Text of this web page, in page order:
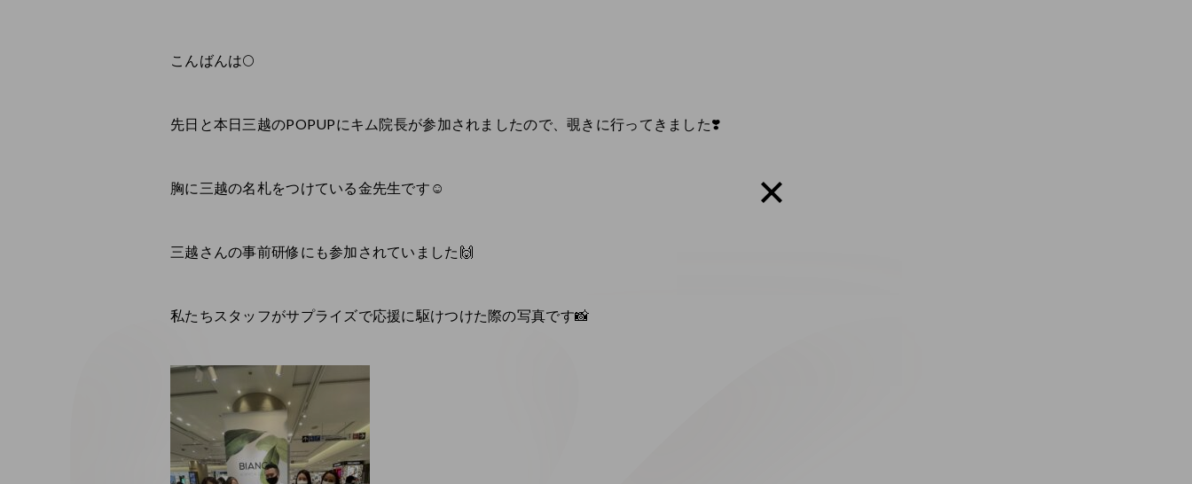
こんばんは🌕
先日と本日三越のPOPUPにキム院長が参加されましたので、覗きに行ってきました❣️
胸に三越の名札をつけている金先生です☺️
三越さんの事前研修にも参加されていました🙌
私たちスタッフがサプライズで応援に駆けつけた際の写真です📸